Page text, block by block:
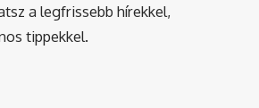
a legfrissebb hírekkel,
tippekkel.